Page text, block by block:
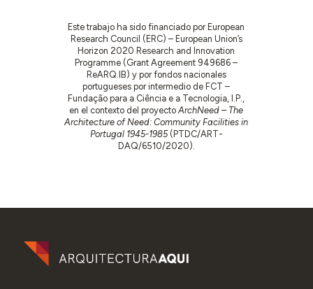
Este trabajo ha sido financiado por European
Research Council (ERC) – European Union’s
Horizon 2020 Research and Innovation
Programme (Grant Agreement 949686 –
ReARQ.IB) y por fondos nacionales
portugueses por intermedio de FCT –
Fundação para a Ciência e a Tecnologia, I.P.,
en el contexto del proyectoArchNeed – The
Architecture of Need: Community Facilities in
Portugal 1945-1985(PTDC/ART-
DAQ/6510/2020).